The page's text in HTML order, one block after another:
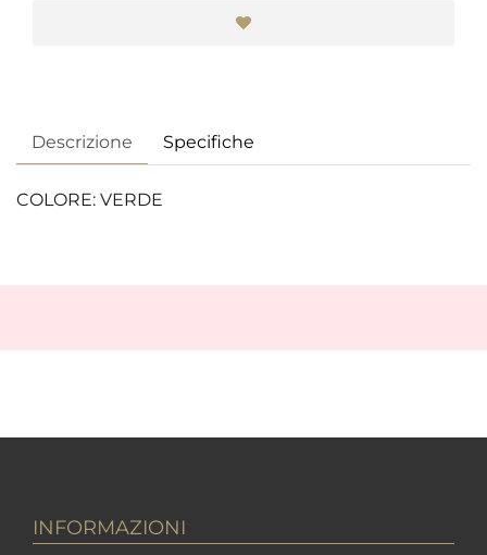
Descrizione Specifiche
COLORE: VERDE
INFORMAZIONI